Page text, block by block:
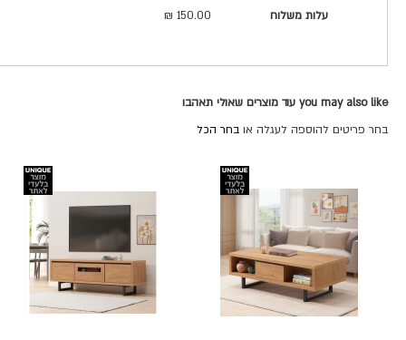
עלות משלוח 150.00 ₪
you may also like עוד מוצרים שאולי תאהבו
בחר פריטים להוספה לעגלה או בחר הכל